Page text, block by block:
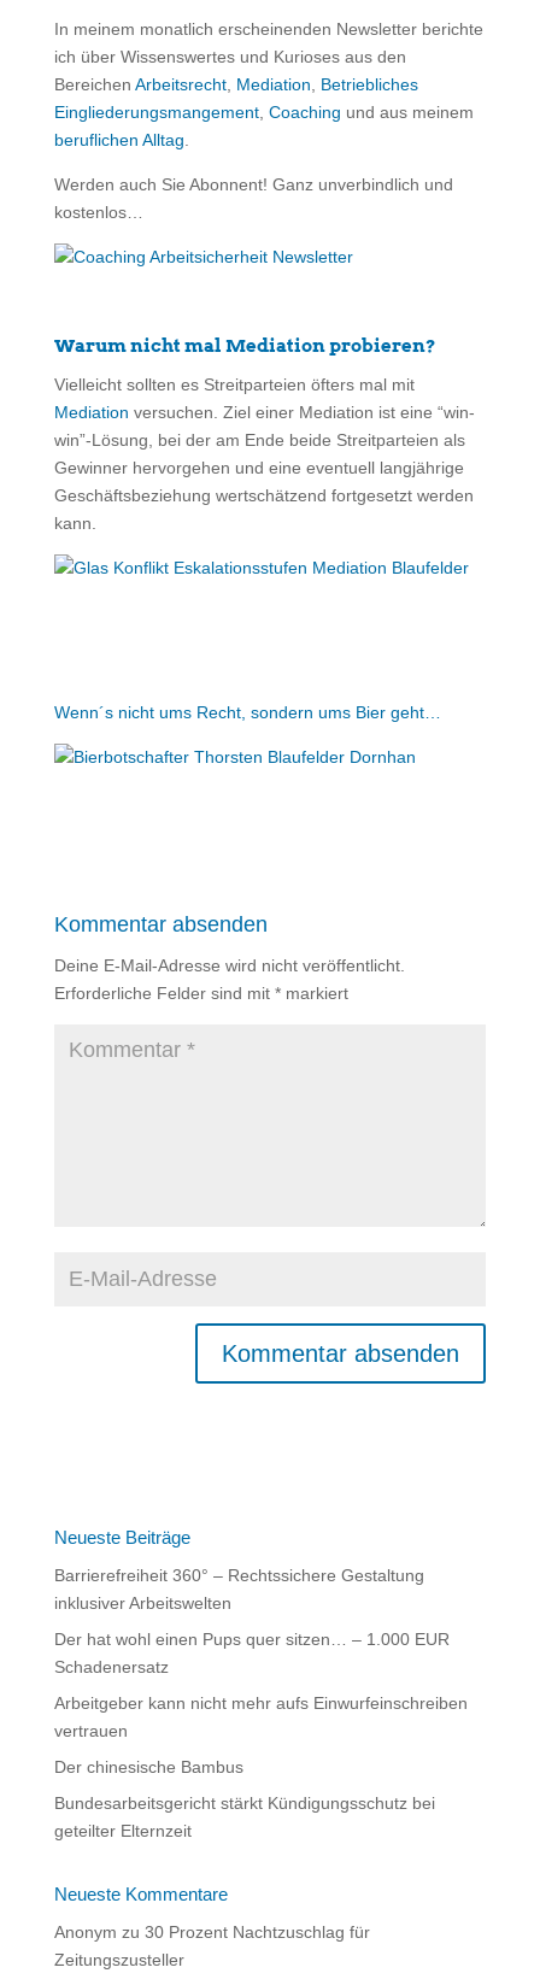
In meinem monatlich erscheinenden Newsletter berichte
ich über Wissenswertes und Kurioses aus den
Bereichen Arbeitsrecht, Mediation
Betriebliches
Eingliederungsmangement, Coaching und aus meinem
beruflichen Alltag
Werden auch Sie Abonnent! Ganz unverbindlich und
kostenlos…
Warum nicht mal Mediation probieren?
Vielleicht sollten es Streitparteien öfters mal mit
Mediation versuchen. Ziel einer Mediation ist eine “win-
win”-Lösung, bei der am Ende beide Streitparteien als
Gewinner hervorgehen und eine eventuell langjährige
Geschäftsbeziehung wertschätzend fortgesetzt werden
kann.
Wenn´s nicht ums Recht, sondern ums Bier geht…
Kommentar absenden
Deine E-Mail-Adresse wird nicht veröffentlicht.
Erforderliche Felder sind mit *markiert
n
v
e
:
Neueste Beiträge
Barrierefreiheit 360° – Rechtssichere Gestaltung
inklusiver Arbeitswelten
Der hat wohl einen Pups quer sitzen… – 1.000 EUR
Schadenersatz
Arbeitgeber kann nicht mehr aufs Einwurfeinschreiben
vertrauen
Der chinesische Bambus
Bundesarbeitsgericht stärkt Kündigungsschutz bei
geteilter Elternzeit
Neueste Kommentare
Anonym zu 30 Prozent Nachtzuschlag für
Zeitungszusteller